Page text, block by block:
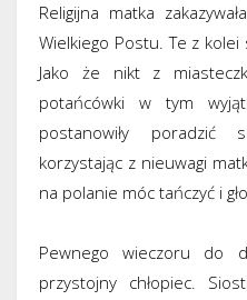
Religijna matka
Wielkiego Postu. Te z kolei
Jako że nikt z
potańcówki w tym
postanowiły poradzić
korzystając z nieuwagi
na polanie móc tańczyć i
Pewnego wieczoru do
przystojny chłopiec.